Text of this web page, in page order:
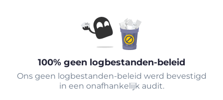
100% geen logbestanden-beleid
Ons geen logbestanden-beleid werd bevestigd
in een onafhankelijk audit.